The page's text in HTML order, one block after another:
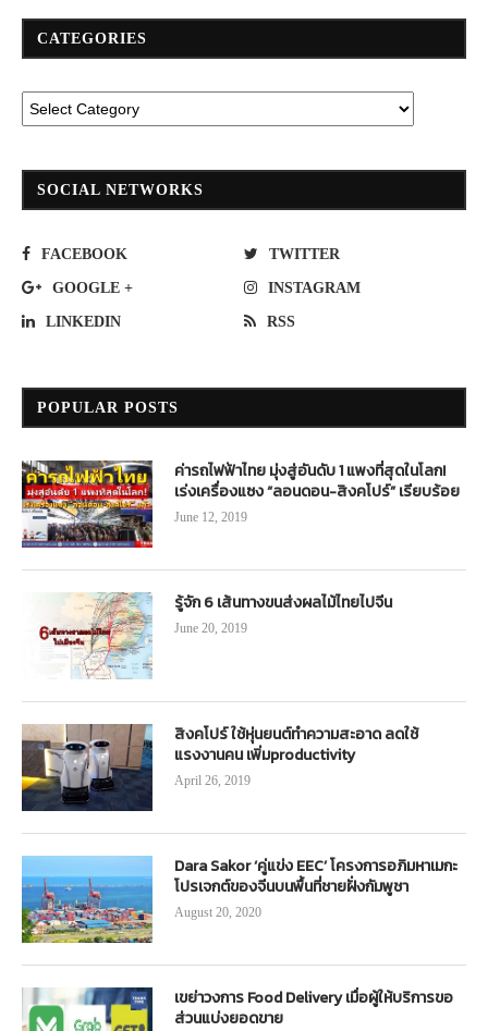
CATEGORIES
SOCIAL NETWORKS
FACEBOOK TWITTER
GOOGLE + INSTAGRAM
LINKEDIN RSS
POPULAR POSTS
ค่ารถไฟฟ้าไทย มุ่งสู่อันดับ 1 แพงที่สุดในโลก!
เร่งเครื่องแซง “ลอนดอน-สิงคโปร์” เรียบร้อย
June 12, 2019
รู้จัก 6 เส้นทางขนส่งผลไม้ไทยไปจีน
June 20, 2019
สิงคโปร์ ใช้หุ่นยนต์ทำความสะอาด ลดใช้
แรงงานคน เพิ่มproductivity
April 26, 2019
Dara Sakor ‘คู่แข่ง EEC’ โครงการอภิมหาเมกะ
โปรเจกต์ของจีนบนพื้นที่ชายฝั่งกัมพูชา
August 20, 2020
เขย่าวงการ Food Delivery เมื่อผู้ให้บริการขอ
ส่วนแบ่งยอดขาย